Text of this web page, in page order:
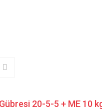
20-5-5 + ME 10